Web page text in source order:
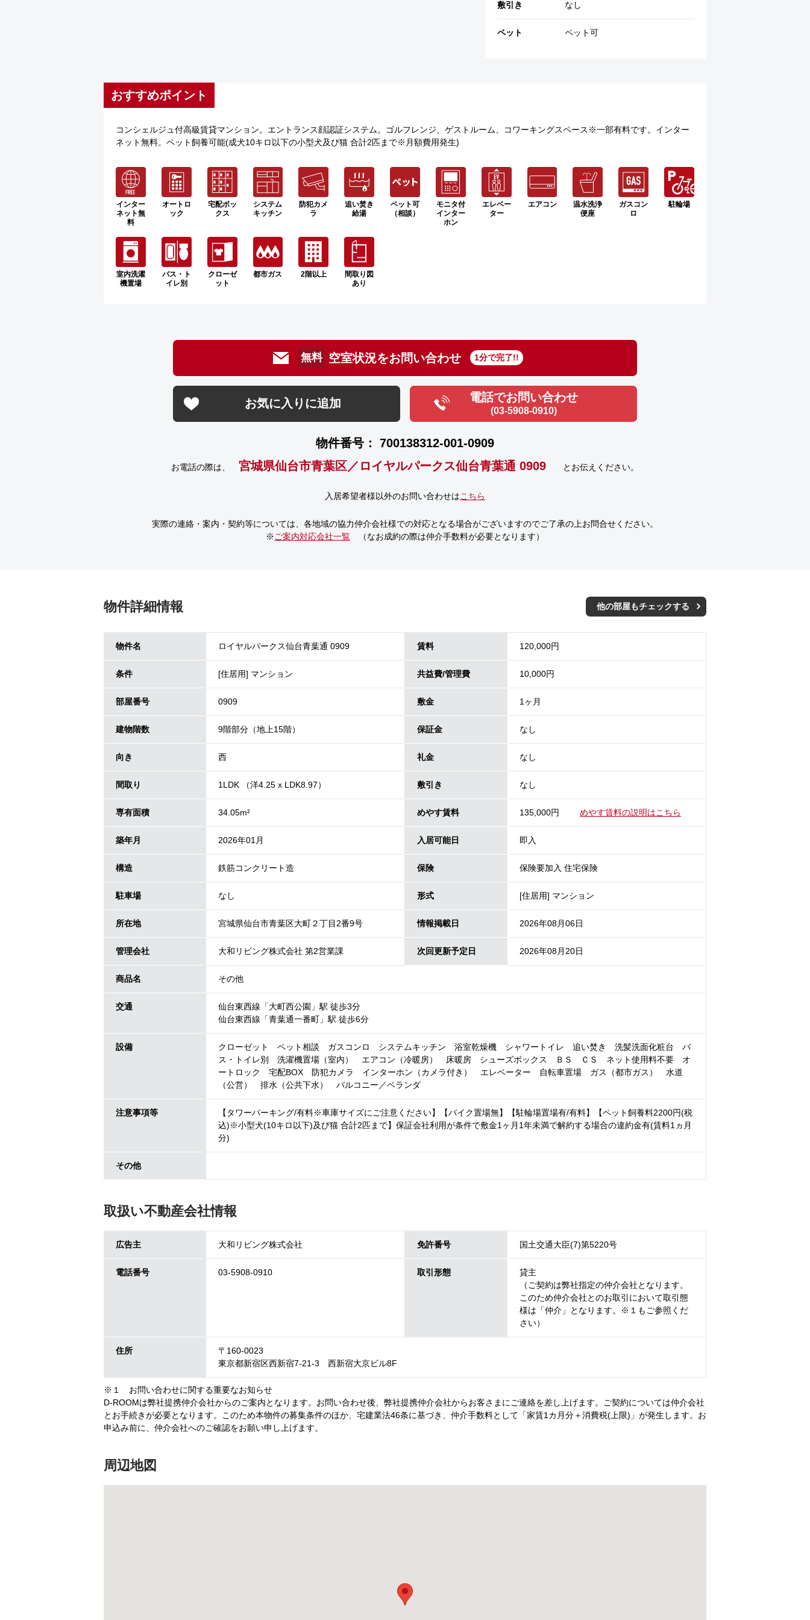
敷引き なし
ペット ペット可
おすすめポイント
コンシェルジュ付高級賃貸マンション。エントランス顔認証システム。ゴルフレンジ、ゲストルーム、コワーキングスペース※一部有料です。インター
ネット無料。ペット飼養可能(成犬10キロ以下の小型犬及び猫 合計2匹まで※月額費用発生)
インター
ネット無
料
オートロ
ック
宅配ボッ
クス
システム
キッチン
防犯カメ
ラ
追い焚き
給湯
ペット可
（相談）
モニタ付
インター
ホン
エレベー
ター
エアコン
温水洗浄
便座
ガスコン
ロ
駐輪場
室内洗濯
機置場
バス・ト
イレ別
クローゼ
ット
都市ガス 2階以上
間取り図
あり
無料 空室状況をお問い合わせ 1分で完了!!
お気に入りに追加 電話でお問い合わせ
(03-5908-0910)
物件番号： 700138312-001-0909
お電話の際は、 宮城県仙台市青葉区／ロイヤルパークス仙台青葉通 0909 とお伝えください。
入居希望者様以外のお問い合わせはこちら
実際の連絡・案内・契約等については、 各地域の協力仲介会社様での対応となる場合がございますのでご了承の上お問合せください。
※ ご案内対応会社一覧 （なお成約の際は仲介手数料が必要となります）
物件詳細情報 他の部屋もチェックする
物件名 ロイヤルパークス仙台青葉通 0909 賃料 120,000円
条件 [住居用] マンション 共益費/管理費 10,000円
部屋番号 0909 敷金 1ヶ月
建物階数 9階部分（地上15階） 保証金 なし
向き 西 礼金 なし
間取り 1LDK （洋4.25 x LDK8.97） 敷引き なし
専有面積 34.05m² めやす賃料 135,000円 めやす賃料の説明はこちら
築年月 2026年01月 入居可能日 即入
構造 鉄筋コンクリート造 保険 保険要加入 住宅保険
駐車場 なし 形式 [住居用] マンション
所在地 宮城県仙台市青葉区大町２丁目2番9号 情報掲載日 2026年08月06日
管理会社 大和リビング株式会社 第2営業課 次回更新予定日 2026年08月20日
商品名 その他
交通
仙台東西線「大町西公園」駅 徒歩3分
仙台東西線「青葉通一番町」駅 徒歩6分
設備
クローゼット ペット相談 ガスコンロ システムキッチン 浴室乾燥機 シャワートイレ 追い焚き 洗髪洗面化粧台 バ
ス・トイレ別 洗濯機置場（室内） エアコン（冷暖房） 床暖房 シューズボックス ＢＳ ＣＳ ネット使用料不要 オ
ートロック 宅配BOX 防犯カメラ インターホン（カメラ付き） エレベーター 自転車置場 ガス（都市ガス） 水道
（公営） 排水（公共下水） バルコニー／ベランダ
注意事項等
【タワーパーキング/有料※車庫サイズにご注意ください】【バイク置場無】【駐輪場置場有/有料】【ペット飼養料2200円(税
込)※小型犬(10キロ以下)及び猫 合計2匹まで】保証会社利用が条件で敷金1ヶ月1年未満で解約する場合の違約金有(賃料1ヵ月
分)
その他
取扱い不動産会社情報
広告主 大和リビング株式会社
電話番号 03-5908-0910
免許番号 国土交通大臣(7)第5220号
取引形態
貸主
（ご契約は弊社指定の仲介会社となります。
このため仲介会社とのお取引において取引態
様は「仲介」となります。※１もご参照くだ
さい）
住所
〒160-0023
東京都新宿区西新宿7-21-3 西新宿大京ビル8F
※１ お問い合わせに関する重要なお知らせ
D-ROOMは弊社提携仲介会社からのご案内となります。お問い合わせ後、弊社提携仲介会社からお客さまにご連絡を差し上げます。ご契約については仲介会社
とお手続きが必要となります。このため本物件の募集条件のほか、宅建業法46条に基づき、仲介手数料として「家賃1カ月分＋消費税(上限)」が発生します。お
申込み前に、仲介会社へのご確認をお願い申し上げます。
周辺地図